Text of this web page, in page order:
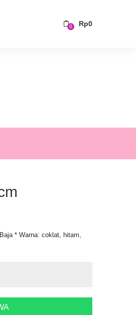
0 Rp0
* Warna: coklat, hitam,